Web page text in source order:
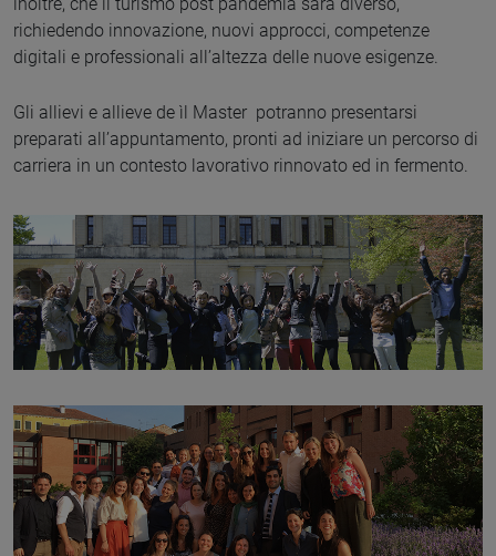
richiedendo innovazione, nuovi approcci, competenze
digitali e professionali all’altezza delle nuove esigenze.
Gli allievi e allieve de ìl Master potranno presentarsi
preparati all’appuntamento, pronti ad iniziare un percorso di
carriera in un contesto lavorativo rinnovato ed in fermento.